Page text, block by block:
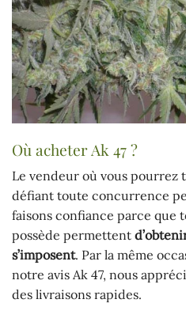
Où acheter Ak 47 ?
Le vendeur où vous pourrez
défiant toute concurrence
faisons confiance parce que
possède permettent
s’imposent. Par la même
notre avis Ak 47, nous
des livraisons rapides.